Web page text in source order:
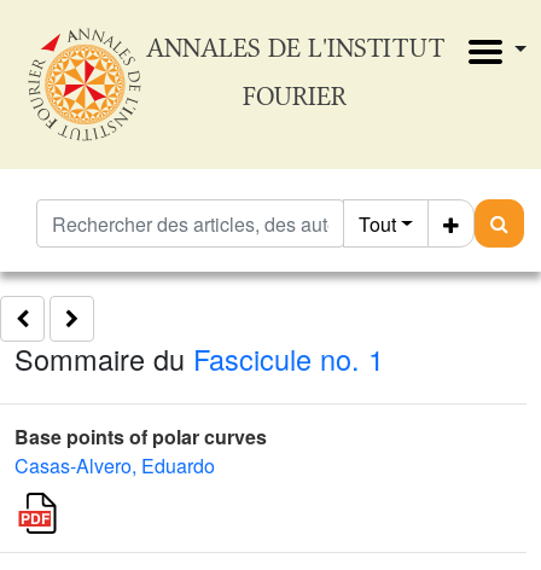
ANNALES DE L'INSTITUT
FOURIER
Tout
Sommaire du Fascicule no. 1
Base points of polar curves
Casas-Alvero, Eduardo